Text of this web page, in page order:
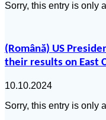
Sorry, this entry is only
(Română) US
their results on East
10.10.2024
Sorry, this entry is only